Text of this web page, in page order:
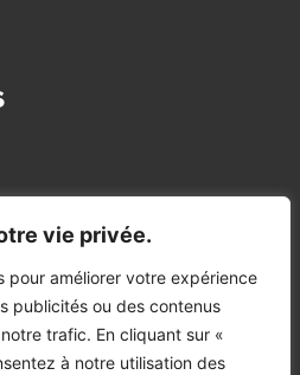
vie privée.
pour améliorer votre expérience
publicités ou des contenus
trafic. En cliquant sur «
à notre utilisation des